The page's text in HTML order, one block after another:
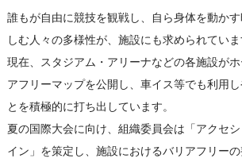
誰もが自由に競技を観戦し、自ら身体を動か
しむ人々の多様性が、施設にも求められていま
現在、スタジアム・アリーナなどの各施設が
アフリーマップを公開し、車イス等でも利用
とを積極的に打ち出しています。
夏の国際大会に向け、組織委員会は「アクセ
イン」を策定し、施設におけるバリアフリー